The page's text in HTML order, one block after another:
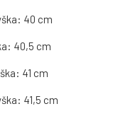
40 cm
40,5 cm
41 cm
41,5 cm